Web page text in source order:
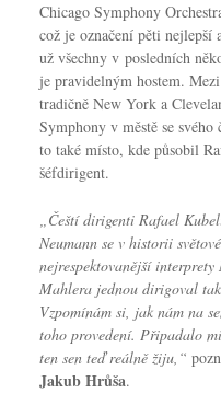
Chicago Symphony
což je označení pěti nejlepší
už všechny v posledních
je pravidelným hostem.
tradičně New York a
Symphony v městě se
to také místo, kde působil
šéfdirigent.
„Čeští dirigenti Rafael
Neumann se v historii
nejrespektovanější
Mahlera jednou dirigoval
Vzpomínám si, jak nám na
toho provedení. Připadalo
ten sen teď reálně žiju,“
Jakub Hrůša.